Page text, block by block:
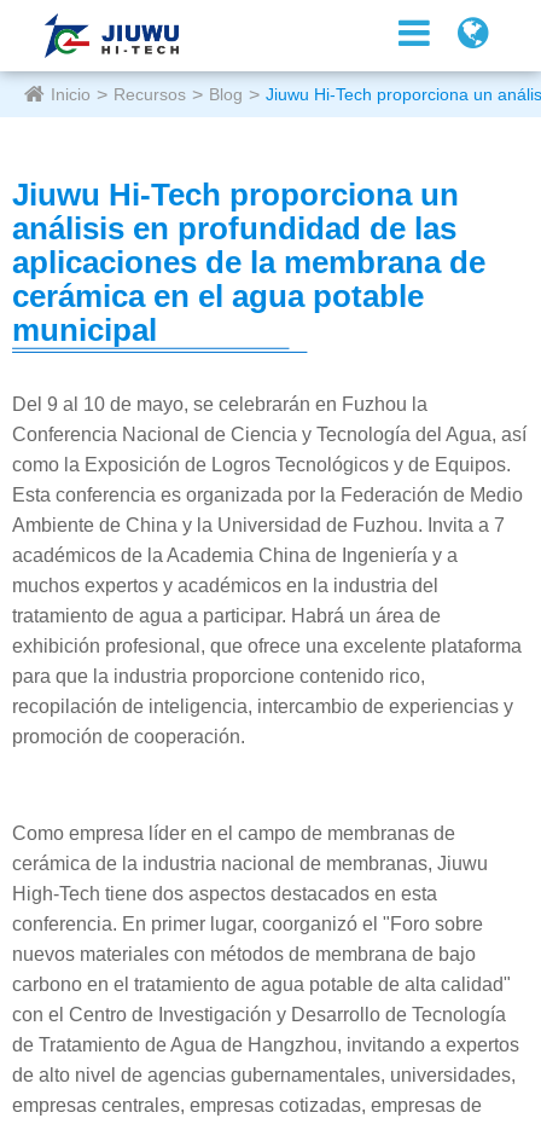
Inicio Recursos Blog Jiuwu Hi-Tech proporciona un
Jiuwu Hi-Tech proporciona un
análisis en profundidad de las
aplicaciones de la membrana de
cerámica en el agua potable
municipal
Del 9 al 10 de mayo, se celebrarán en Fuzhou la
Conferencia Nacional de Ciencia y Tecnología del Agua, así
como la Exposición de Logros Tecnológicos y de Equipos.
Esta conferencia es organizada por la Federación de Medio
Ambiente de China y la Universidad de Fuzhou. Invita a 7
académicos de la Academia China de Ingeniería y a
muchos expertos y académicos en la industria del
tratamiento de agua a participar. Habrá un área de
exhibición profesional, que ofrece una excelente plataforma
para que la industria proporcione contenido rico,
recopilación de inteligencia, intercambio de experiencias y
promoción de cooperación.
Como empresa líder en el campo de membranas de
cerámica de la industria nacional de membranas, Jiuwu
High-Tech tiene dos aspectos destacados en esta
conferencia. En primer lugar, coorganizó el "Foro sobre
nuevos materiales con métodos de membrana de bajo
carbono en el tratamiento de agua potable de alta calidad"
con el Centro de Investigación y Desarrollo de Tecnología
de Tratamiento de Agua de Hangzhou, invitando a expertos
de alto nivel de agencias gubernamentales, universidades,
empresas centrales, empresas cotizadas, empresas de